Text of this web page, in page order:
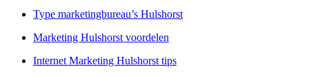
Type marketingbureau’s Hulshorst
Marketing Hulshorst voordelen
Internet Marketing Hulshorst tips